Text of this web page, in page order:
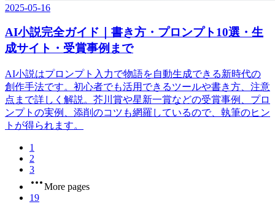
2025-05-16
AI小説完全ガイド｜書き方・プロンプト10選・生
成サイト・受賞事例まで
AI小説はプロンプト入力で物語を自動生成できる新時代の
創作手法です。初心者でも活用できるツールや書き方、注意
点まで詳しく解説。芥川賞や星新一賞などの受賞事例、プロ
ンプトの実例、添削のコツも網羅しているので、執筆のヒン
トが得られます。
1
2
3
More pages
19